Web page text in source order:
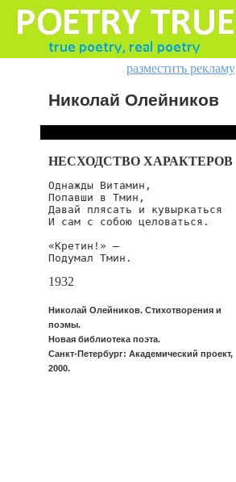
разместить рекламу
Николай Олейников
НЕСХОДСТВО ХАРАКТЕРОВ
Однажды Витамин,
Попавши в Тмин,
Давай плясать и кувыркаться
И сам с собою целоваться.
«Кретин!» —
Подумал Тмин.
1932
Николай Олейников. Стихотворения и
поэмы.
Новая библиотека поэта.
Санкт-Петербург: Академический проект,
2000.